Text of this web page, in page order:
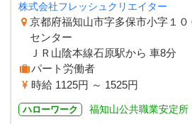
株式会社フレッシュクリエイター
京都府福知山市字多保市小字
センター
ＪＲ山陰本線石原駅から 車8分
パート労働者
時給 1125円 ～ 1525円
ハローワーク 福知山公共職業安定所